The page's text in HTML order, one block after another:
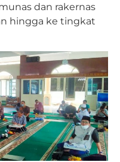
dan rakernas
hingga ke tingkat